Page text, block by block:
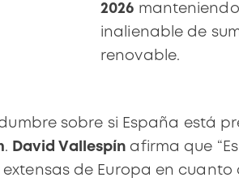
2026
inalienable de
renovable.
sobre si España está
. David Vallespín afirma que
de Europa en cuanto